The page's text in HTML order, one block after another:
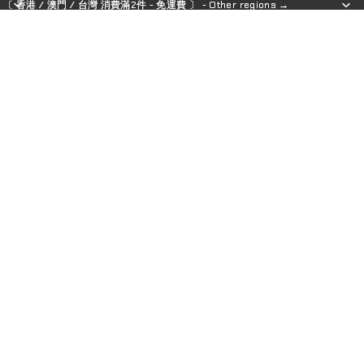
〔 香港 / 澳門 / 台灣 消費滿2件 - 免運費 〕 - Other regions →
〔 香港 / 澳門 / 台灣 消費滿2件 - 免運費 〕 - Other regions →